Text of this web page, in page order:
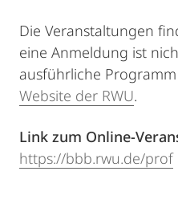
Die Veranstaltungen
eine Anmeldung ist
ausführliche
Website der RWU.
Link zum Online-
https://bbb.rwu.de/prof